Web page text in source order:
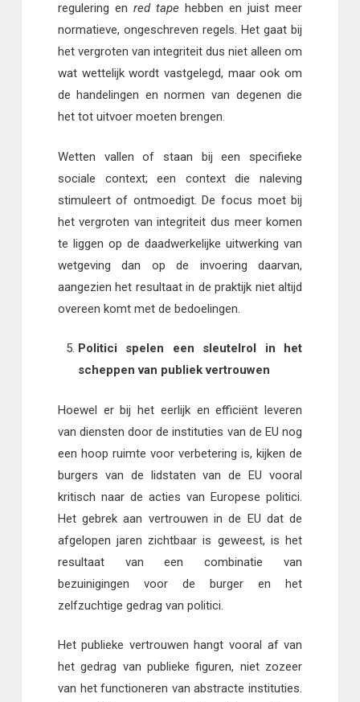
regulering en red tape hebben en juist meer
normatieve, ongeschreven regels. Het gaat bij
het vergroten van integriteit dus niet alleen om
wat wettelijk wordt vastgelegd, maar ook om
de handelingen en normen van degenen die
het tot uitvoer moeten brengen.
Wetten vallen of staan bij een specifieke
sociale context; een context die naleving
stimuleert of ontmoedigt. De focus moet bij
het vergroten van integriteit dus meer komen
te liggen op de daadwerkelijke uitwerking van
wetgeving dan op de invoering daarvan,
aangezien het resultaat in de praktijk niet altijd
overeen komt met de bedoelingen.
Politici spelen een sleutelrol in het
scheppen van publiek vertrouwen
Hoewel er bij het eerlijk en efficiënt leveren
van diensten door de instituties van de EU nog
een hoop ruimte voor verbetering is, kijken de
burgers van de lidstaten van de EU vooral
kritisch naar de acties van Europese politici.
Het gebrek aan vertrouwen in de EU dat de
afgelopen jaren zichtbaar is geweest, is het
resultaat van een combinatie van
bezuinigingen voor de burger en het
zelfzuchtige gedrag van politici.
Het publieke vertrouwen hangt vooral af van
het gedrag van publieke figuren, niet zozeer
van het functioneren van abstracte instituties.